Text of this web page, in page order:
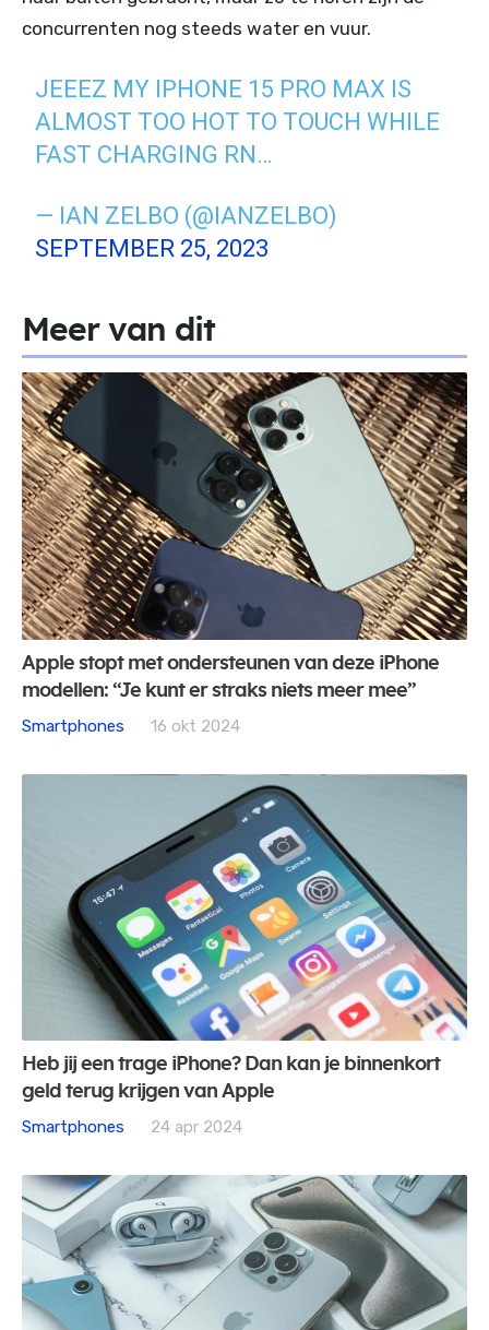
concurrenten nog steeds water en vuur.
JEEEZ MY IPHONE 15 PRO MAX IS
ALMOST TOO HOT TO TOUCH WHILE
FAST CHARGING RN…
— IAN ZELBO (@IANZELBO)
SEPTEMBER 25, 2023
Meer van dit
Apple stopt met ondersteunen van deze iPhone
modellen: “Je kunt er straks niets meer mee”
Smartphones
16 okt 2024
Heb jij een trage iPhone? Dan kan je binnenkort
geld terug krijgen van Apple
Smartphones
24 apr 2024